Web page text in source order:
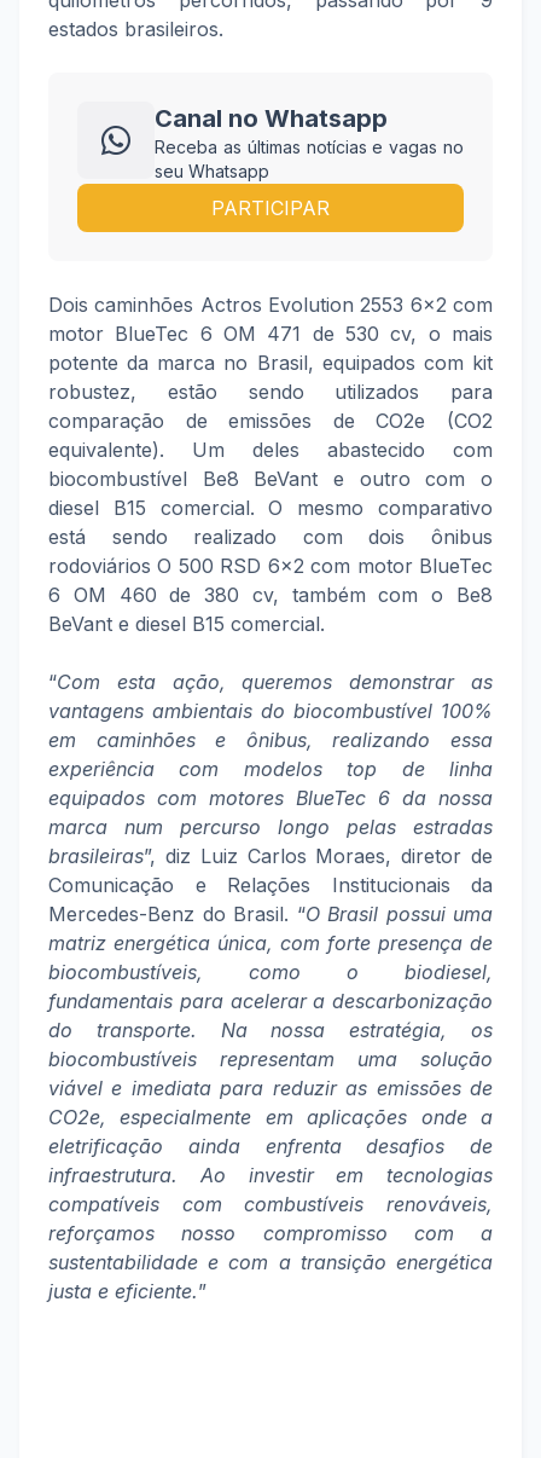
estados brasileiros.
Canal no Whatsapp
Receba as últimas notícias e vagas no
seu Whatsapp
PARTICIPAR
Dois caminhões Actros Evolution 2553 6x2 com
motor BlueTec 6 OM 471 de 530 cv, o mais
potente da marca no Brasil, equipados com kit
robustez, estão sendo utilizados para
comparação de emissões de CO2e (CO2
equivalente). Um deles abastecido com
biocombustível Be8 BeVant e outro com o
diesel B15 comercial. O mesmo comparativo
está sendo realizado com dois ônibus
rodoviários O 500 RSD 6x2 com motor BlueTec
6 OM 460 de 380 cv, também com o Be8
BeVant e diesel B15 comercial.
“Com esta ação, queremos demonstrar as
vantagens ambientais do biocombustível 100%
em caminhões e ônibus, realizando essa
experiência com modelos top de linha
equipados com motores BlueTec 6 da nossa
marca num percurso longo pelas estradas
brasileiras”, diz Luiz Carlos Moraes, diretor de
Comunicação e Relações Institucionais da
Mercedes-Benz do Brasil. “O Brasil possui uma
matriz energética única, com forte presença de
biocombustíveis, como o biodiesel,
fundamentais para acelerar a descarbonização
do transporte. Na nossa estratégia, os
biocombustíveis representam uma solução
viável e imediata para reduzir as emissões de
CO2e, especialmente em aplicações onde a
eletrificação ainda enfrenta desafios de
infraestrutura. Ao investir em tecnologias
compatíveis com combustíveis renováveis,
reforçamos nosso compromisso com a
sustentabilidade e com a transição energética
justa e eficiente.”